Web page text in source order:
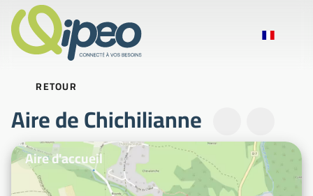
RETOUR
Aire de Chichilianne
Photos d'illustration
Aire d'accueil